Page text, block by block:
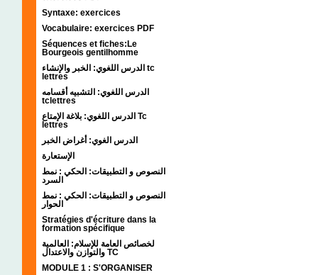
Syntaxe: exercices
Vocabulaire: exercices PDF
Séquences et fiches:Le
Bourgeois gentilhomme
الدرس اللغوي: الخبر والإنشاء tc
lettres
الدرس اللغوي: التشبيه أقسامه
tclettres
الدرس اللغوي: بلاغة الإمتاع Tc
lettres
الدرس الغوي: أغراض الخبر
الإستعارة
النصوص و التطبيقات: الحكي : نمط
السرد
النصوص و التطبيقات: الحكي : نمط
الحوار
Stratégies d'écriture dans la
formation spécifique
لخصائص العامة للإسلام: العالمية
والتوازن والاعتدال TC
MODULE 1 : S'ORGANISER